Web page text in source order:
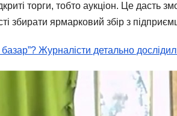
торги, тобто аукціон. Це
збирати ярмарковий збір з
базар”? Журналісти детально